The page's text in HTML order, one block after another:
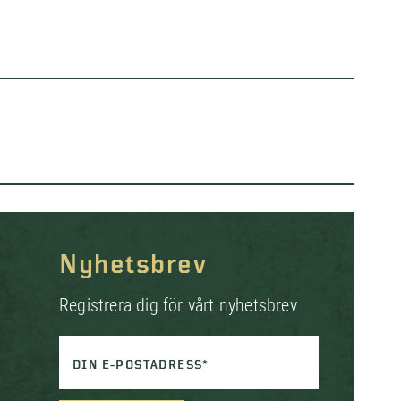
Nyhetsbrev
Registrera dig för vårt nyhetsbrev
DIN E-POSTADRESS*